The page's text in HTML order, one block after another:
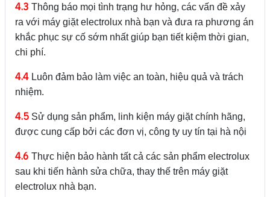
4.3 Thông báo mọi tình trạng hư hỏng, các vấn đề xảy
ra với máy giặt electrolux nhà bạn và đưa ra phương án
khắc phục sự cố sớm nhất giúp bạn tiết kiệm thời gian,
chi phí.
4.4 Luôn đảm bảo làm việc an toàn, hiệu quả và trách
nhiệm.
4.5 Sử dụng sản phẩm, linh kiện máy giặt chính hãng,
được cung cấp bởi các đơn vị, công ty uy tín tại hà nội
4.6 Thực hiện bảo hành tất cả các sản phẩm electrolux
sau khi tiến hành sửa chữa, thay thế trên máy giặt
electrolux nhà bạn.